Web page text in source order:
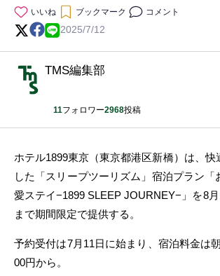
いいね ブックマーク コメント
2025/7/12
TMS編集部
11フォロワー2968投稿
ホテル1899東京（東京都港区新橋）は、快
した「スリープツーリズム」宿泊プラン「
愛ステイ−1899 SLEEP JOURNEY−」を8
まで期間限定で提供する。
予約受付は7月11日に始まり、宿泊料金は
00円から。